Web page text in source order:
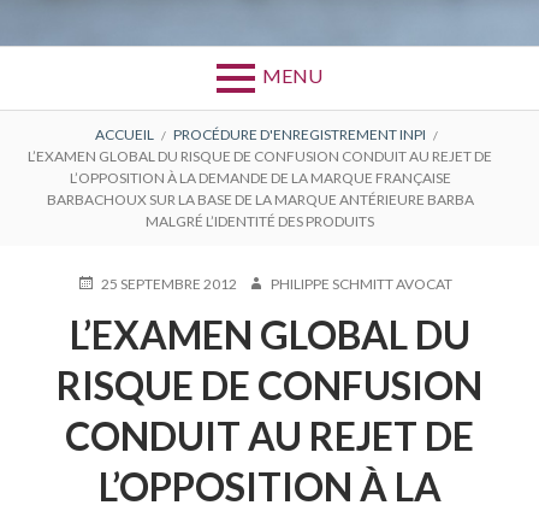
MENU
FIL
D'ARIANE
ACCUEIL
PROCÉDURE D'ENREGISTREMENT INPI
L’EXAMEN GLOBAL DU RISQUE DE CONFUSION CONDUIT AU REJET DE
L’OPPOSITION À LA DEMANDE DE LA MARQUE FRANÇAISE
BARBACHOUX SUR LA BASE DE LA MARQUE ANTÉRIEURE BARBA
MALGRÉ L’IDENTITÉ DES PRODUITS
PUBLIÉ25 SEPTEMBRE 2012 AUTEURPHILIPPE SCHMITT AVOCAT
L’EXAMEN GLOBAL DU
RISQUE DE CONFUSION
CONDUIT AU REJET DE
L’OPPOSITION À LA